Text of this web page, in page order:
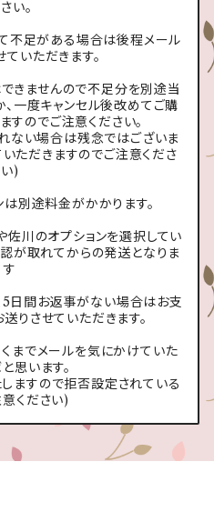
い。
不足がある場合は後程メール
いただきます。
きませんので不足分を別途当
一度キャンセル後改めてご購
すのでご注意ください。
ない場合は残念ではございま
ただきますのでご注意くださ
い)
別途料金がかかります。
川のオプションを選択してい
が取れてからの発送となりま
す
日間お返事がない場合はお支
りさせていただきます。
までメールを気にかけていた
思います。
ますので拒否設定されている
ください)